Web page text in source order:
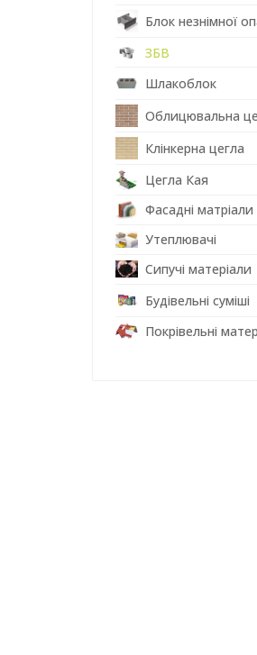
Блок незнімної
ЗБВ
Шлакоблок
Облицювальна
Клінкерна цегла
Цегла Кая
Фасадні матріали
Утеплювачі
Сипучі матеріали
Будівельні суміші
Покрівельні